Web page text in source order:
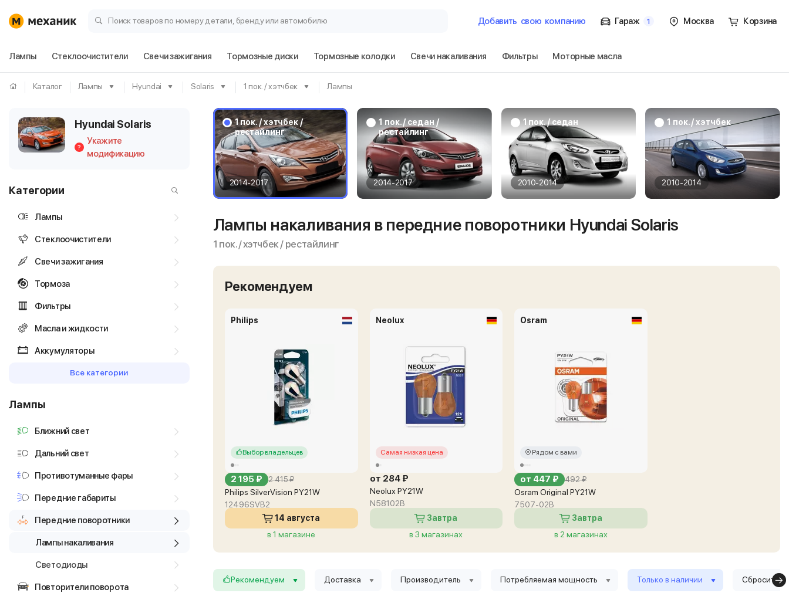
Поиск товаров по номеру детали, бренду или автомобилю Добавить свою компанию Гараж 1
Гараж
рестайлинг
Сбросить
Москва Корзина
Лампы Стеклоочистители Свечи зажигания Тормозные диски Тормозные колодки Свечи накаливания Фильтры Моторные масла
Каталог Лампы Hyundai Solaris 1 пок. / хэтчбек Лампы
Hyundai Solaris
?
Укажите
модификацию
Категории
Лампы
Стеклоочистители
Свечи зажигания
Тормоза
Фильтры
Масла и жидкости
Аккумуляторы
Все категории
Лампы
Ближний свет
Дальний свет
Противотуманные фары
Передние габариты
Передние поворотники
Лампы накаливания
Светодиоды
Повторители поворота
1 пок. / хэтчбек /
рестайлинг
2014-2017
1 пок. / седан /
рестайлинг
2014-2017
1 пок. / седан
2010-2014
1 пок. / хэтчбек
2010-2014
Лампы накаливания в передние поворотники Hyundai Solaris
1 пок. / хэтчбек / рестайлинг
Рекомендуем
Philips
Выбор владельцев
2 195 ₽ 2 415 ₽
Philips SilverVision PY21W
12496SVB2
14 августа
в 1 магазине
Neolux
Самая низкая цена
от 284 ₽
Neolux PY21W
N58102B
Завтра
в 3 магазинах
Osram
Рядом с вами
от 447 ₽ 492 ₽
Osram Original PY21W
7507-02B
Завтра
в 2 магазинах
Рекомендуем Доставка Производитель Потребляемая мощность Только в наличии Сбросить